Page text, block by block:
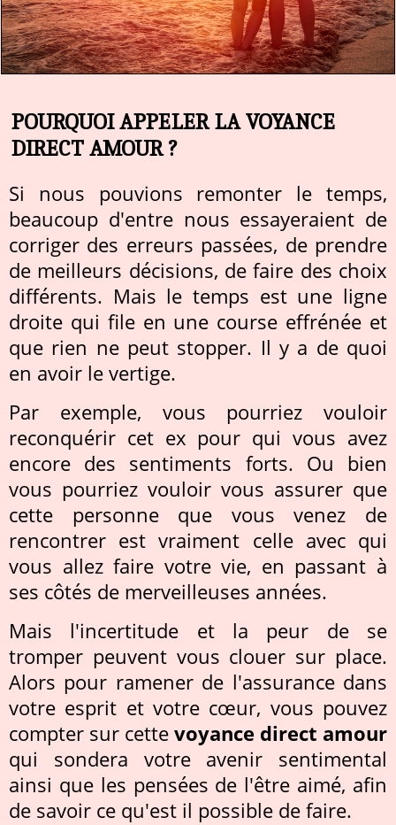
POURQUOI APPELER LA VOYANCE
DIRECT AMOUR ?
Si nous pouvions remonter le temps,
beaucoup d'entre nous essayeraient de
corriger des erreurs passées, de prendre
de meilleurs décisions, de faire des choix
différents. Mais le temps est une ligne
droite qui file en une course effrénée et
que rien ne peut stopper. Il y a de quoi
en avoir le vertige.
Par exemple, vous pourriez vouloir
reconquérir cet ex pour qui vous avez
encore des sentiments forts. Ou bien
vous pourriez vouloir vous assurer que
cette personne que vous venez de
rencontrer est vraiment celle avec qui
vous allez faire votre vie, en passant à
ses côtés de merveilleuses années.
Mais l'incertitude et la peur de se
tromper peuvent vous clouer sur place.
Alors pour ramener de l'assurance dans
votre esprit et votre cœur, vous pouvez
compter sur cette voyance direct amour
qui sondera votre avenir sentimental
ainsi que les pensées de l'être aimé, afin
de savoir ce qu'est il possible de faire.